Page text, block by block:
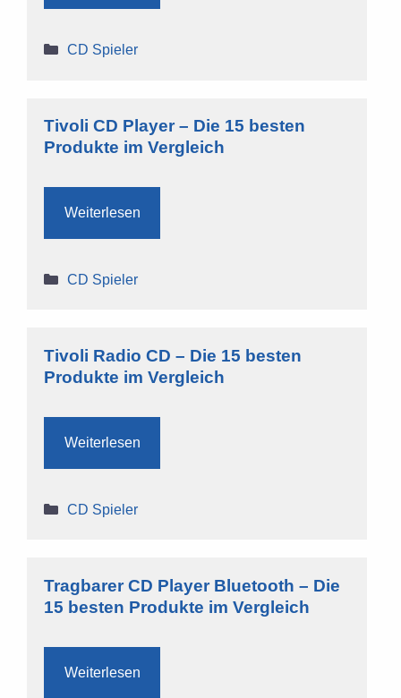
Kategorien
CD Spieler
Tivoli CD Player – Die 15 besten
Produkte im Vergleich
Weiterlesen
Kategorien
CD Spieler
Tivoli Radio CD – Die 15 besten
Produkte im Vergleich
Weiterlesen
Kategorien
CD Spieler
Tragbarer CD Player Bluetooth – Die
15 besten Produkte im Vergleich
Weiterlesen